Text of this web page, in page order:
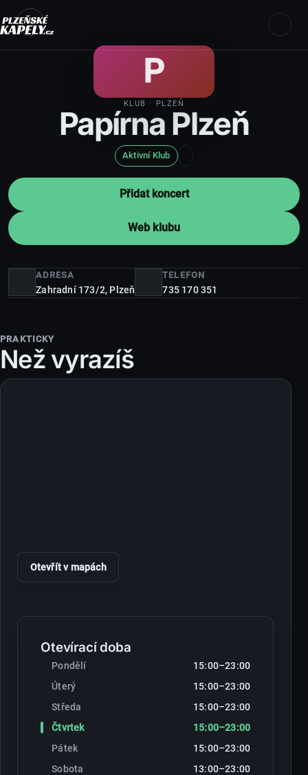
P
KLUB · PLZEŇ
Papírna Plzeň
Aktivní Klub
Přidat koncert
Web klubu
ADRESA
Zahradní 173/2, Plzeň
TELEFON
735 170 351
PRAKTICKY
Než vyrazíš
Otevřít v mapách
Otevírací doba
Pondělí
15:00–23:00
Úterý
15:00–23:00
Středa
15:00–23:00
Čtvrtek
15:00–23:00
Pátek
15:00–23:00
Sobota
13:00–23:00